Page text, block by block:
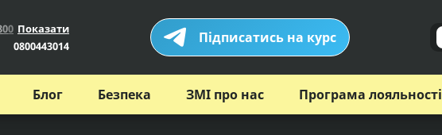
00 Показати
0800443014 Підписатись на курс
Блог Безпека ЗМІ про нас Програма лояльності